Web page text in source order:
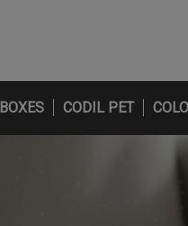
BOXES CODIL PET